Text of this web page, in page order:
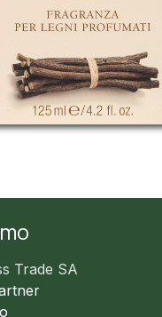
Trade SA